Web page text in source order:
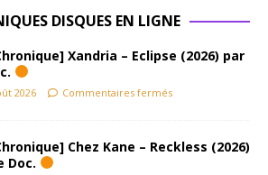
DISQUES EN LIGNE
Xandria – Eclipse (2026) par
2026 Commentaires fermés
Chez Kane – Reckless (2026)
Doc.